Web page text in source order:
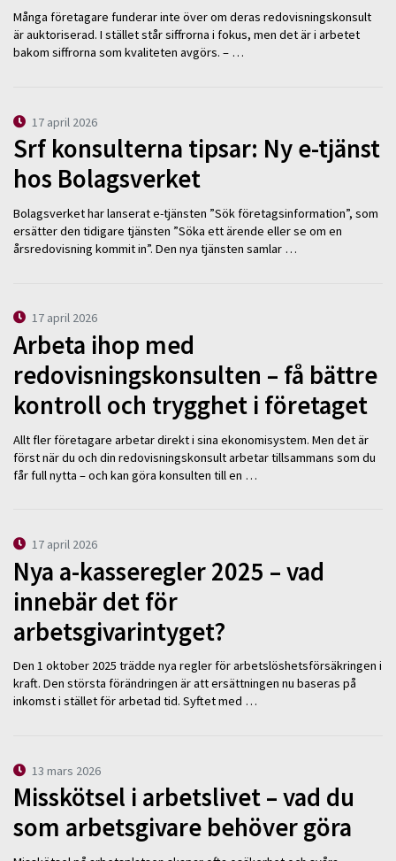
Många företagare funderar inte över om deras redovisningskonsult
är auktoriserad. I stället står siffrorna i fokus, men det är i arbetet
bakom siffrorna som kvaliteten avgörs. – …
17 april 2026
Srf konsulterna tipsar: Ny e-tjänst
hos Bolagsverket
Bolagsverket har lanserat e-tjänsten ”Sök företagsinformation”, som
ersätter den tidigare tjänsten ”Söka ett ärende eller se om en
årsredovisning kommit in”. Den nya tjänsten samlar …
17 april 2026
Arbeta ihop med
redovisningskonsulten – få bättre
kontroll och trygghet i företaget
Allt fler företagare arbetar direkt i sina ekonomisystem. Men det är
först när du och din redovisningskonsult arbetar tillsammans som du
får full nytta – och kan göra konsulten till en …
17 april 2026
Nya a-kasseregler 2025 – vad
innebär det för
arbetsgivarintyget?
Den 1 oktober 2025 trädde nya regler för arbetslöshetsförsäkringen i
kraft. Den största förändringen är att ersättningen nu baseras på
inkomst i stället för arbetad tid. Syftet med …
13 mars 2026
Misskötsel i arbetslivet – vad du
som arbetsgivare behöver göra